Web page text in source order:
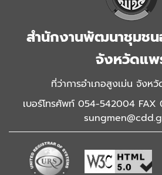
สำนักงานพัฒนาชุมชน
จังหวัดแพ
ที่ว่าการอำเภอสูงเม่น จังห
เบอร์โทรศัพท์ 054-542004